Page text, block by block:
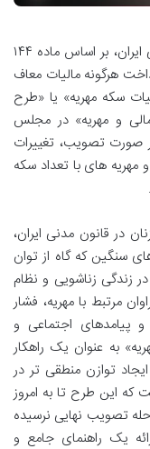
در حال حاضر، مهریه در نظام حقوقی و مالیاتی ایران، بر اساس ماده ۱۴۴
هرگونه مالیات معاف
سکه مهریه» یا «طرح
و مهریه» در مجلس
صورت تصویب، تغییرات
های با تعداد سکه
در قانون مدنی ایران،
سنگین که گاه از توان
زندگی زناشویی و نظام
مرتبط با مهریه، فشار
و پیامدهای اجتماعی و
به عنوان یک راهکار
توازن منطقی تر در
که این طرح تا به امروز
تصویب نهایی نرسیده
یک راهنمای جامع و